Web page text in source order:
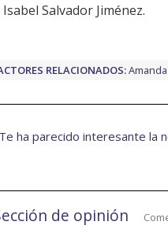
Isabel Salvador Jiménez.
RELACIONADOS:
ha parecido interesante la
de opinión